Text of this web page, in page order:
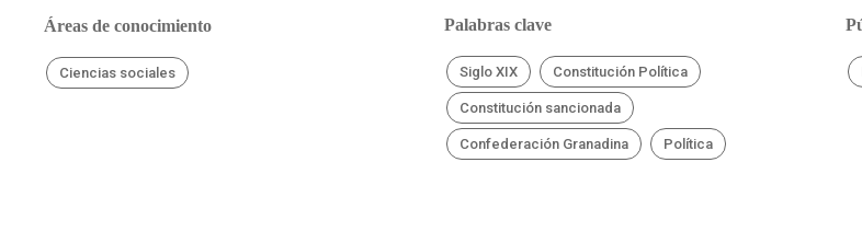
Áreas de conocimiento
Ciencias sociales
Palabras clave
Siglo XIX Constitución Política
Constitución sancionada
Confederación Granadina Política